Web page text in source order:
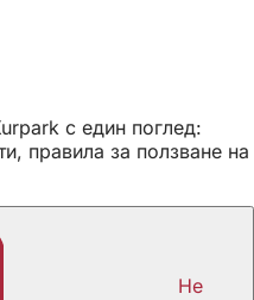
с един поглед:
правила за ползване на
Не